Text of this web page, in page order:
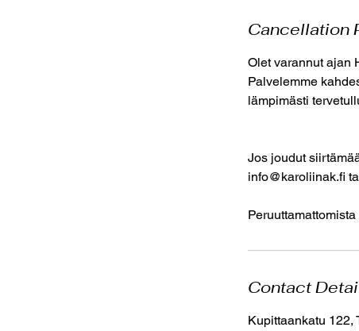
Cancellation
Olet varannut ajan
Palvelemme
lämpimästi
Jos joudut
info@karoliinak.fi
Contact
Kupittaankatu 122,